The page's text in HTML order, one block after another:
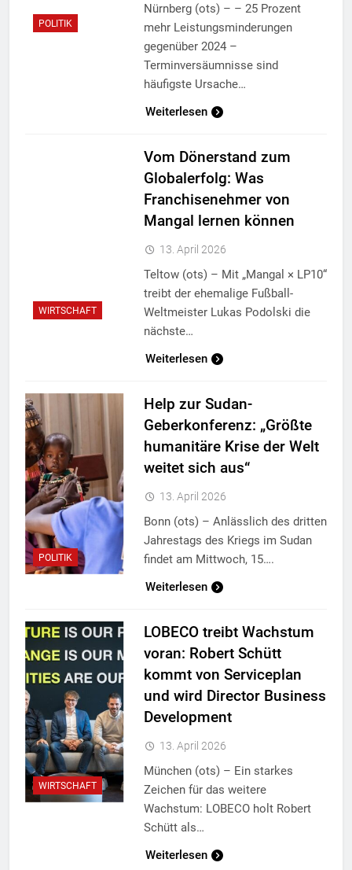
POLITIK
Nürnberg (ots) – – 25 Prozent
mehr Leistungsminderungen
gegenüber 2024 –
Terminversäumnisse sind
häufigste Ursache…
Weiterlesen
WIRTSCHAFT
Vom Dönerstand zum
Globalerfolg: Was
Franchisenehmer von
Mangal lernen können
13. April 2026
Teltow (ots) – Mit „Mangal × LP10“
treibt der ehemalige Fußball-
Weltmeister Lukas Podolski die
nächste…
Weiterlesen
POLITIK
Help zur Sudan-
Geberkonferenz: „Größte
humanitäre Krise der Welt
weitet sich aus“
13. April 2026
Bonn (ots) – Anlässlich des dritten
Jahrestags des Kriegs im Sudan
findet am Mittwoch, 15….
Weiterlesen
WIRTSCHAFT
LOBECO treibt Wachstum
voran: Robert Schütt
kommt von Serviceplan
und wird Director Business
Development
13. April 2026
München (ots) – Ein starkes
Zeichen für das weitere
Wachstum: LOBECO holt Robert
Schütt als…
Weiterlesen